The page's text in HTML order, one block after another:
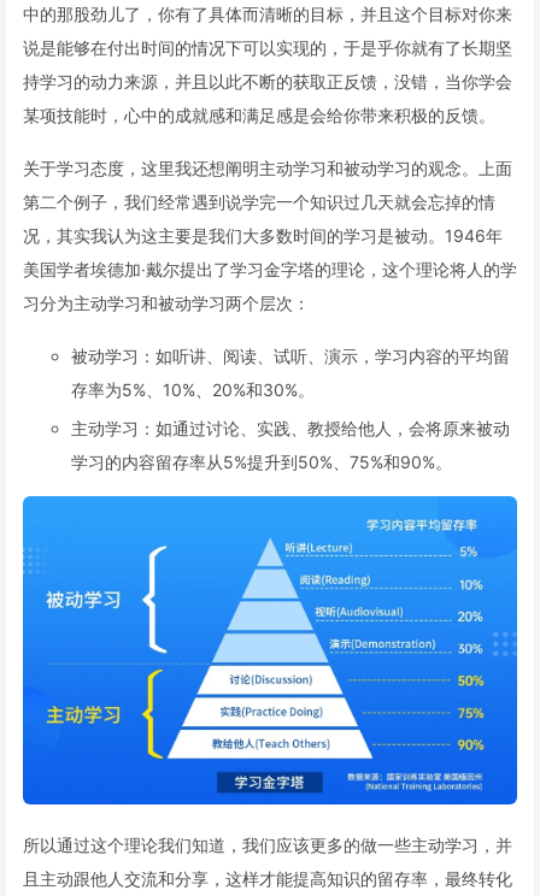
中的那股劲儿了，你有了具体而清晰的目标，并且这个目标对你来
说是能够在付出时间的情况下可以实现的，于是乎你就有了长期坚
持学习的动力来源，并且以此不断的获取正反馈，没错，当你学会
某项技能时，心中的成就感和满足感是会给你带来积极的反馈。
关于学习态度，这里我还想阐明主动学习和被动学习的观念。上面
第二个例子，我们经常遇到说学完一个知识过几天就会忘掉的情
况，其实我认为这主要是我们大多数时间的学习是被动。1946年
美国学者埃德加·戴尔提出了学习金字塔的理论，这个理论将人的学
习分为主动学习和被动学习两个层次：
被动学习：如听讲、阅读、试听、演示，学习内容的平均留
存率为5%、10%、20%和30%。
主动学习：如通过讨论、实践、教授给他人，会将原来被动
学习的内容留存率从5%提升到50%、75%和90%。
所以通过这个理论我们知道，我们应该更多的做一些主动学习，并
且主动跟他人交流和分享，这样才能提高知识的留存率，最终转化